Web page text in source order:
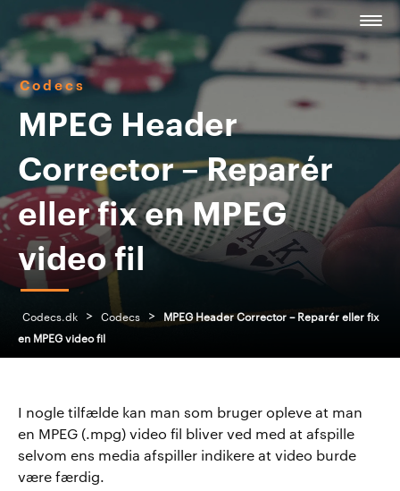
Codecs
MPEG Header
Corrector – Reparér
eller fix en MPEG
video fil
Codecs.dk > Codecs >
MPEG Header Corrector – Reparér eller fix
en MPEG video fil
I nogle tilfælde kan man som bruger opleve at man
en MPEG (.mpg) video fil bliver ved med at afspille
selvom ens media afspiller indikere at video burde
være færdig.